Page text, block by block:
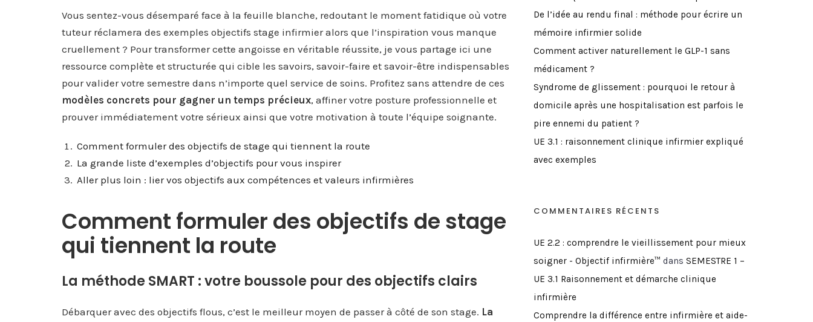
Vous sentez-vous désemparé face à la feuille blanche, redoutant le moment fatidique où votre
tuteur réclamera des exemples objectifs stage infirmier alors que l’inspiration vous manque
cruellement ? Pour transformer cette angoisse en véritable réussite, je vous partage ici une
ressource complète et structurée qui cible les savoirs, savoir-faire et savoir-être indispensables
pour valider votre semestre dans n’importe quel service de soins. Profitez sans attendre de ces
modèles concrets pour gagner un temps précieux, affiner votre posture professionnelle et
prouver immédiatement votre sérieux ainsi que votre motivation à toute l’équipe soignante.
Comment formuler des objectifs de stage qui tiennent la route
La grande liste d’exemples d’objectifs pour vous inspirer
Aller plus loin : lier vos objectifs aux compétences et valeurs infirmières
Comment formuler des objectifs de stage
qui tiennent la route
La méthode SMART : votre boussole pour des objectifs clairs
Débarquer avec des objectifs flous, c’est le meilleur moyen de passer à côté de son stage. La
De l’idée au rendu final : méthode pour écrire un
mémoire infirmier solide
Comment activer naturellement le GLP-1 sans
médicament ?
Syndrome de glissement : pourquoi le retour à
domicile après une hospitalisation est parfois le
pire ennemi du patient ?
UE 3.1 : raisonnement clinique infirmier expliqué
avec exemples
COMMENTAIRES RÉCENTS
UE 2.2 : comprendre le vieillissement pour mieux
soigner - Objectif infirmière™ dans SEMESTRE 1 –
UE 3.1 Raisonnement et démarche clinique
infirmière
Comprendre la différence entre infirmière et aide-